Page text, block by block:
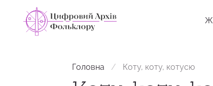
Головна Коту, коту, котусю